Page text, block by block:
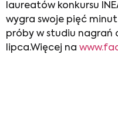
laureatów konkursu
wygra swoje pięć
próby w studiu nagrań
lipca.Więcej na